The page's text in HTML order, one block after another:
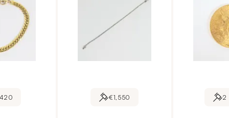
€1,550 2